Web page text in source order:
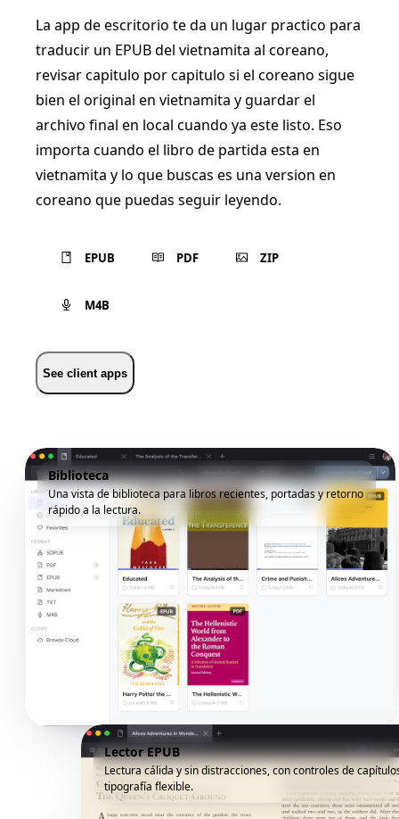
La app de escritorio te da un lugar practico para
traducir un EPUB del vietnamita al coreano,
revisar capitulo por capitulo si el coreano sigue
bien el original en vietnamita y guardar el
archivo final en local cuando ya este listo. Eso
importa cuando el libro de partida esta en
vietnamita y lo que buscas es una version en
coreano que puedas seguir leyendo.
EPUB PDF ZIP
M4B
See client apps
Biblioteca
Una vista de biblioteca para libros recientes, portadas y retorno
rápido a la lectura.
Lector EPUB
Lectura cálida y sin distracciones, con controles de
tipografía flexible.